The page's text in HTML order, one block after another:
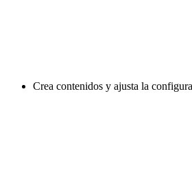
Crea contenidos y ajusta la